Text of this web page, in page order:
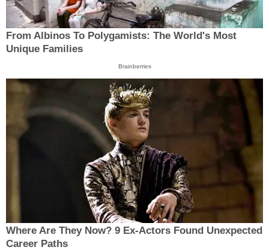
From Albinos To Polygamists: The World's Most
Unique Families
Brainberries
Where Are They Now? 9 Ex-Actors Found Unexpected
Career Paths